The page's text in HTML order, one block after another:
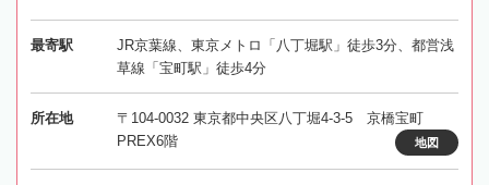
最寄駅
JR京葉線、東京メトロ「八丁堀駅」徒歩3分、都営浅
草線「宝町駅」徒歩4分
所在地
〒104-0032 東京都中央区八丁堀4-3-5 京橋宝町
PREX6階
地図